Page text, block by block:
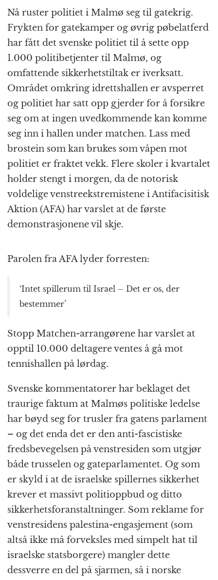
Nå ruster politiet i Malmø seg til gatekrig.
Frykten for gatekamper og øvrig pøbelatferd
har fått det svenske politiet til å sette opp
1.000 politibetjenter til Malmø, og
omfattende sikkerhetstiltak er iverksatt.
Området omkring idrettshallen er avsperret
og politiet har satt opp gjerder for å forsikre
seg om at ingen uvedkommende kan komme
seg inn i hallen under matchen. Lass med
brostein som kan brukes som våpen mot
politiet er fraktet vekk. Flere skoler i kvartalet
holder stengt i morgen, da de notorisk
voldelige venstreekstremistene i Antifacisitisk
Aktion (AFA) har varslet at de første
demonstrasjonene vil skje.
Parolen fra AFA lyder forresten:
‘Intet spillerum til Israel – Det er os, der
bestemmer’
Stopp Matchen-arrangørene har varslet at
opptil 10.000 deltagere ventes å gå mot
tennishallen på lørdag.
Svenske kommentatorer har beklaget det
traurige faktum at Malmøs politiske ledelse
har bøyd seg for trusler fra gatens parlament
– og det enda det er den anti-fascistiske
fredsbevegelsen på venstresiden som utgjør
både trusselen og gateparlamentet. Og som
er skyld i at de israelske spillernes sikkerhet
krever et massivt politioppbud og ditto
sikkerhetsforanstaltninger. Som reklame for
venstresidens palestina-engasjement (som
altså ikke må forveksles med simpelt hat til
israelske statsborgere) mangler dette
dessverre en del på sjarmen, så i norske